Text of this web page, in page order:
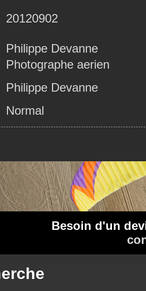
20120902
Philippe Devanne
Photographe aerien
Philippe Devanne
Normal
Besoin d'un